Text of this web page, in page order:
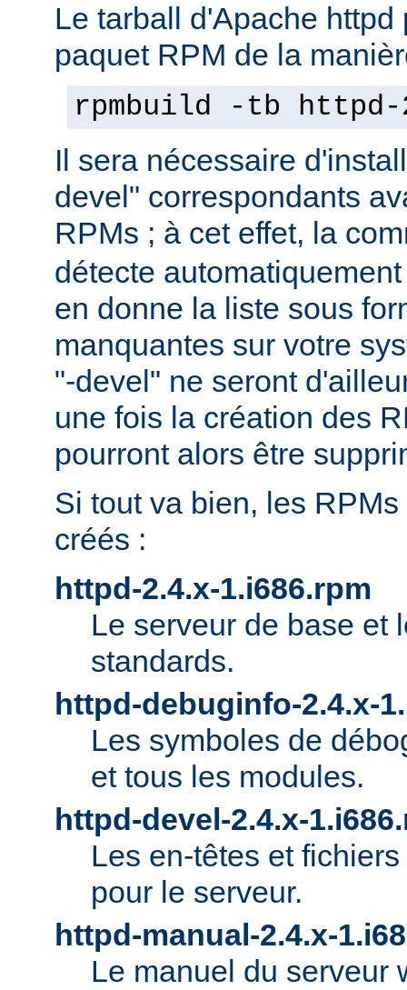
Le tarball d'Apache
paquet RPM de la
rpmbuild -tb
Il sera nécessaire
devel" correspondants
RPMs ; à cet effet, la
détecte
en donne la liste sous
manquantes sur votre
"-devel" ne seront
une fois la création des
pourront alors être
Si tout va bien, les
créés :
httpd-2.4.x-1.i686.rpm
Le serveur de base et
standards.
httpd-debuginfo-2.4.x-
Les symboles de
et tous les modules.
httpd-devel-2.4.x-
Les en-têtes et
pour le serveur.
httpd-manual-2.4.x-
Le manuel du serveur